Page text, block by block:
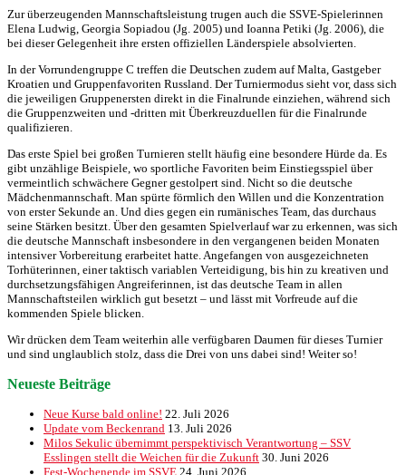
Zur überzeugenden Mannschaftsleistung trugen auch die SSVE-Spielerinnen
Elena Ludwig, Georgia Sopiadou (Jg. 2005) und Ioanna Petiki (Jg. 2006), die
bei dieser Gelegenheit ihre ersten offiziellen Länderspiele absolvierten.
In der Vorrundengruppe C treffen die Deutschen zudem auf Malta, Gastgeber
Kroatien und Gruppenfavoriten Russland. Der Turniermodus sieht vor, dass sich
die jeweiligen Gruppenersten direkt in die Finalrunde einziehen, während sich
die Gruppenzweiten und -dritten mit Überkreuzduellen für die Finalrunde
qualifizieren.
Das erste Spiel bei großen Turnieren stellt häufig eine besondere Hürde da. Es
gibt unzählige Beispiele, wo sportliche Favoriten beim Einstiegsspiel über
vermeintlich schwächere Gegner gestolpert sind. Nicht so die deutsche
Mädchenmannschaft. Man spürte förmlich den Willen und die Konzentration
von erster Sekunde an. Und dies gegen ein rumänisches Team, das durchaus
seine Stärken besitzt. Über den gesamten Spielverlauf war zu erkennen, was sich
die deutsche Mannschaft insbesondere in den vergangenen beiden Monaten
intensiver Vorbereitung erarbeitet hatte. Angefangen von ausgezeichneten
Torhüterinnen, einer taktisch variablen Verteidigung, bis hin zu kreativen und
durchsetzungsfähigen Angreiferinnen, ist das deutsche Team in allen
Mannschaftsteilen wirklich gut besetzt – und lässt mit Vorfreude auf die
kommenden Spiele blicken.
Wir drücken dem Team weiterhin alle verfügbaren Daumen für dieses Turnier
und sind unglaublich stolz, dass die Drei von uns dabei sind! Weiter so!
Neueste Beiträge
Neue Kurse bald online! 22. Juli 2026
Update vom Beckenrand 13. Juli 2026
Milos Sekulic übernimmt perspektivisch Verantwortung – SSV
Esslingen stellt die Weichen für die Zukunft 30. Juni 2026
Fest-Wochenende im SSVE 24. Juni 2026